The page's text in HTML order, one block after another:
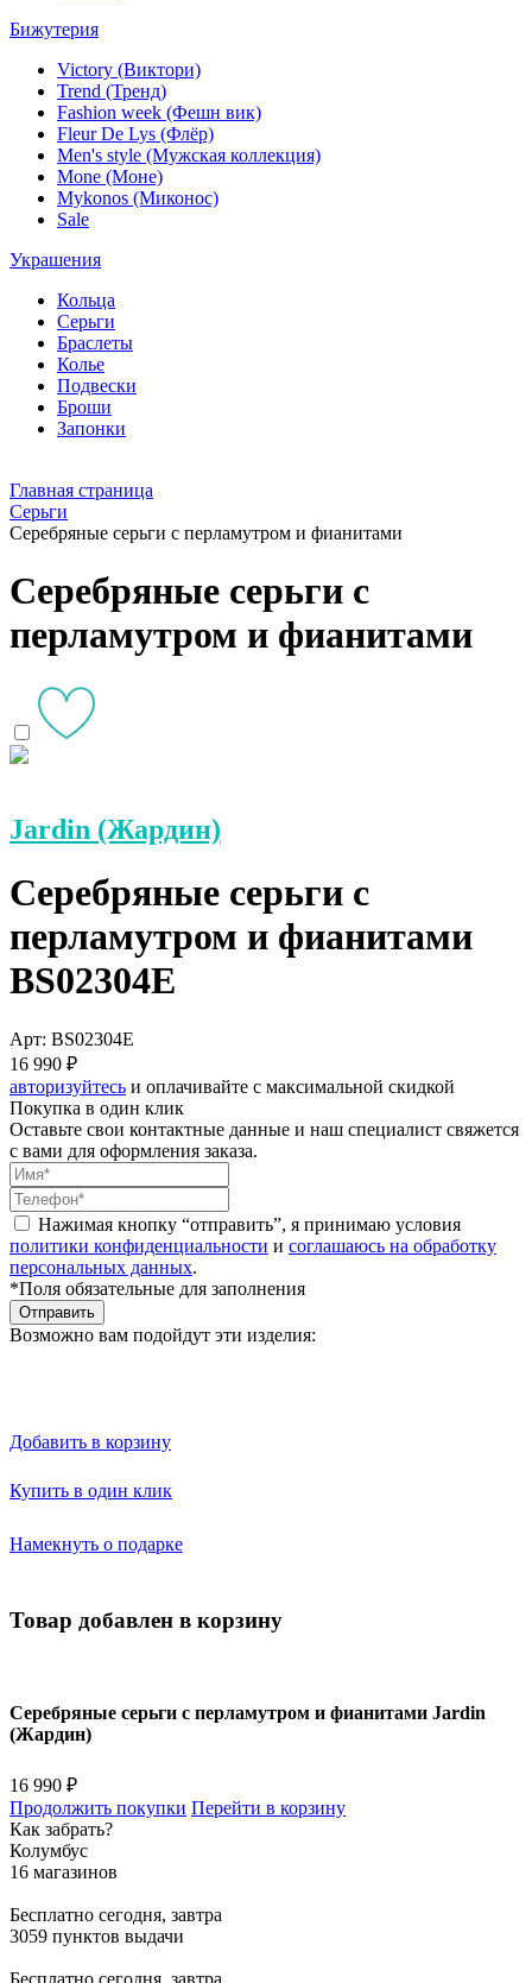
Бижутерия
Victory (Виктори)
Trend (Тренд)
Fashion week (Фешн вик)
Fleur De Lys (Флёр)
Men's style (Мужская коллекция)
Mone (Моне)
Mykonos (Миконос)
Sale
Украшения
Кольца
Серьги
Браслеты
Колье
Подвески
Броши
Запонки
Главная страница
Серьги
Серебряные серьги с перламутром и фианитами
Серебряные серьги с
перламутром и фианитами
Jardin (Жардин)
Серебряные серьги с
перламутром и фианитами
BS02304E
Арт: BS02304E
16 990 ₽
авторизуйтесь и оплачивайте с максимальной скидкой
Покупка в один клик
Оставьте свои контактные данные и наш специалист свяжется
с вами для оформления заказа.
Нажимая кнопку “отправить”, я принимаю условия
политики конфиденциальности и соглашаюсь на обработку
персональных данных.
*Поля обязательные для заполнения
Отправить
Возможно вам подойдут эти изделия:
Добавить в корзину
Купить в один клик
Намекнуть о подарке
Товар добавлен в корзину
Серебряные серьги с перламутром и фианитами Jardin
(Жардин)
16 990 ₽
Продолжить покупки Перейти в корзину
Как забрать?
Колумбус
16 магазинов
Бесплатно сегодня, завтра
3059 пунктов выдачи
Бесплатно сегодня, завтра